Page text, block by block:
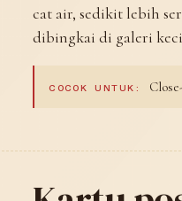
cat air, sedikit lebih
dibingkai di galeri
COCOK UNTUK: